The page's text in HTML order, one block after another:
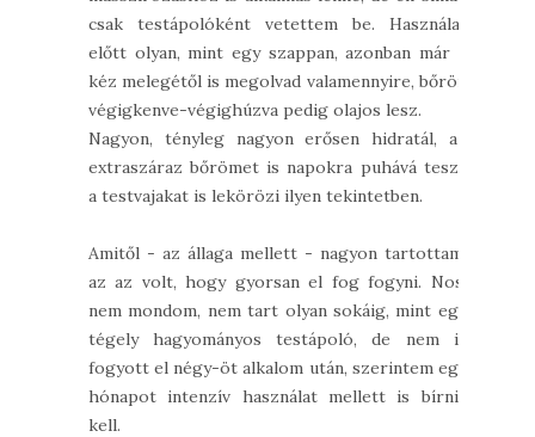
csak testápolóként vetettem be. Használat
előtt olyan, mint egy szappan, azonban már a
kéz melegétől is megolvad valamennyire, bőrön
végigkenve-végighúzva pedig olajos lesz.
Nagyon, tényleg nagyon erősen hidratál, az
extraszáraz bőrömet is napokra puhává teszi,
a testvajakat is lekörözi ilyen tekintetben.
Amitől - az állaga mellett - nagyon tartottam,
az az volt, hogy gyorsan el fog fogyni. Nos,
nem mondom, nem tart olyan sokáig, mint egy
tégely hagyományos testápoló, de nem is
fogyott el négy-öt alkalom után, szerintem egy
hónapot intenzív használat mellett is bírnia
kell.